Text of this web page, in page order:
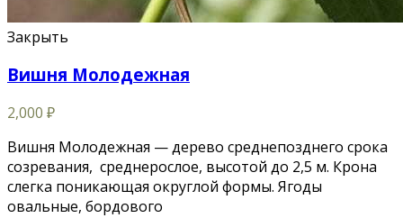
Закрыть
Вишня Молодежная
2,000 ₽
Вишня Молодежная — дерево среднепозднего срока
созревания, среднерослое, высотой до 2,5 м. Крона
слегка поникающая округлой формы. Ягоды
овальные, бордового